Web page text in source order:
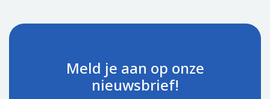
Meld je aan op onze
nieuwsbrief!